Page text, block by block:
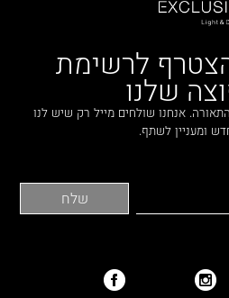
לרשימת
שלנו
אנחנו שולחים מייל רק שיש לנו
ומעניין לשתף.